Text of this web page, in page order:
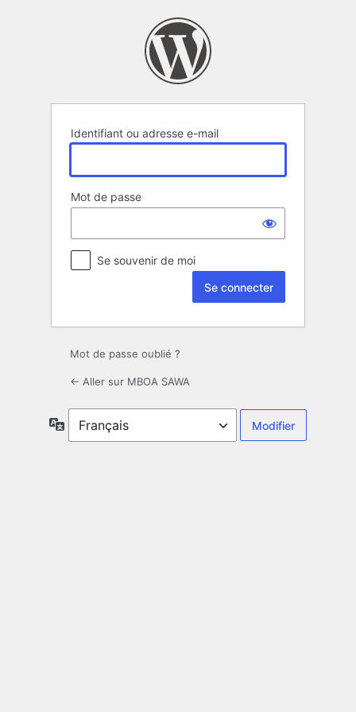
Identifiant ou adresse e-mail
Mot de passe
Se souvenir de moi
Mot de passe oublié ?
← Aller sur MBOA SAWA
Langue